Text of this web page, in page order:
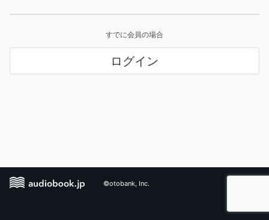
すでに会員の場合
ログイン
©otobank, Inc.